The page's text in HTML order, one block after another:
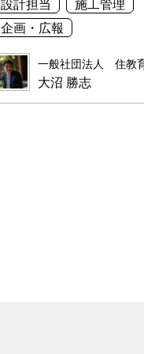
設計担当
施工管理
企画・広報
一般社団法人 住教育
大沼 勝志